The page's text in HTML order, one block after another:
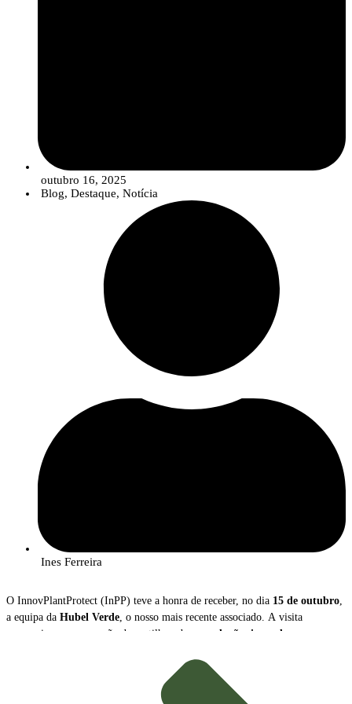
outubro 16, 2025
Blog, Destaque, Notícia
Ines Ferreira
O InnovPlantProtect (InPP) teve a honra de receber, no dia 15 de outubro,
a equipa da Hubel Verde, o nosso mais recente associado. A visita
proporcionou uma sessão de partilha sobre as
soluções inovadoras
, Diretor Executivo da Hubel Verde, e